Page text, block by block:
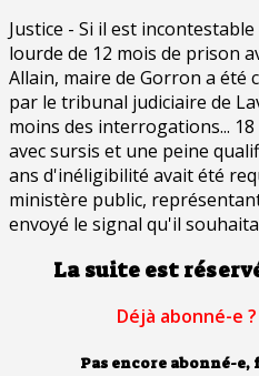
Justice - Si il est
lourde de 12 mois de prison
Allain, maire de Gorron a été
par le tribunal judiciaire de
moins des interrogations...
avec sursis et une peine
ans d'inéligibilité avait été
ministère public,
envoyé le signal qu'il
La suite est
Déjà abonné-e ?
Pas encore abonné-